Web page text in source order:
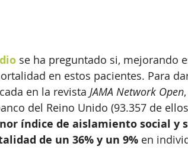
se ha preguntado si, mejorando
en estos pacientes. Para
en la revista JAMA Network Open
del Reino Unido (93.357 de
índice de aislamiento social y
de un 36% y un 9% en